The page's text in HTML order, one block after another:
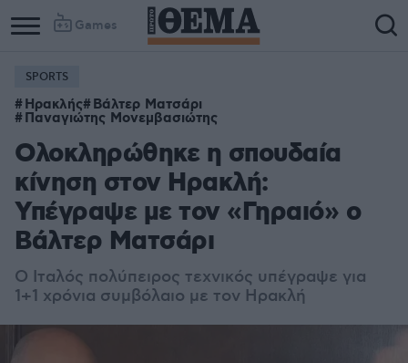
Games
SPORTS
Ηρακλής Βάλτερ Ματσάρι
Παναγιώτης Μονεμβασιώτης
Ολοκληρώθηκε η σπουδαία
κίνηση στον Ηρακλή:
Υπέγραψε με τον «Γηραιό» ο
Βάλτερ Ματσάρι
Ο Ιταλός πολύπειρος τεχνικός υπέγραψε για
1+1 χρόνια συμβόλαιο με τον Ηρακλή